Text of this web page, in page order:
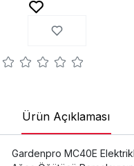
Ürün Açıklaması
Gardenpro MC40E